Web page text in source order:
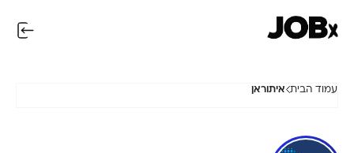
עמוד הבית איתוראן